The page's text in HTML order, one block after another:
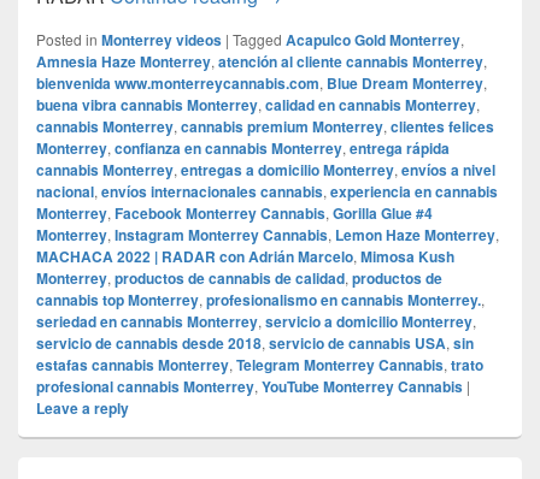
Posted in Monterrey videos | Tagged Acapulco Gold Monterrey,
Amnesia Haze Monterrey, atención al cliente cannabis Monterrey,
bienvenida www.monterreycannabis.com, Blue Dream Monterrey,
buena vibra cannabis Monterrey, calidad en cannabis Monterrey,
cannabis Monterrey, cannabis premium Monterrey, clientes felices
Monterrey, confianza en cannabis Monterrey, entrega rápida
cannabis Monterrey, entregas a domicilio Monterrey, envíos a nivel
nacional, envíos internacionales cannabis, experiencia en cannabis
Monterrey, Facebook Monterrey Cannabis, Gorilla Glue #4
Monterrey, Instagram Monterrey Cannabis, Lemon Haze Monterrey,
MACHACA 2022 | RADAR con Adrián Marcelo, Mimosa Kush
Monterrey, productos de cannabis de calidad, productos de
cannabis top Monterrey, profesionalismo en cannabis Monterrey.,
seriedad en cannabis Monterrey, servicio a domicilio Monterrey,
servicio de cannabis desde 2018, servicio de cannabis USA, sin
estafas cannabis Monterrey, Telegram Monterrey Cannabis, trato
profesional cannabis Monterrey, YouTube Monterrey Cannabis |
Leave a reply